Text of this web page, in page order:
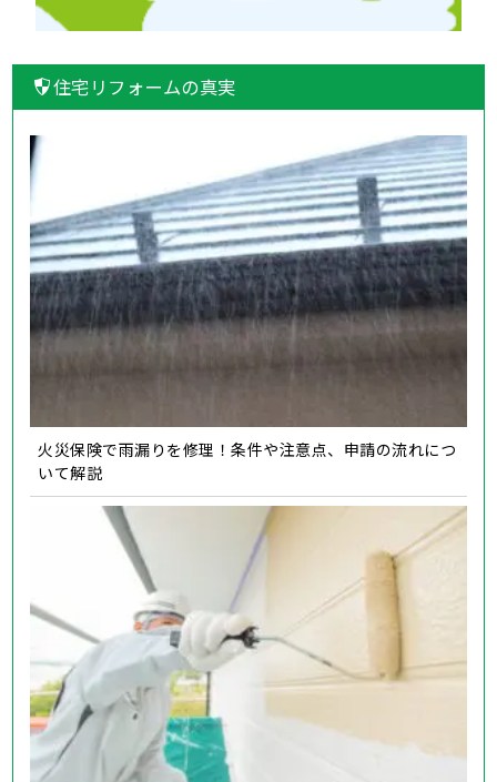
住宅リフォームの真実
火災保険で雨漏りを修理！条件や注意点、申請の流れにつ
いて解説